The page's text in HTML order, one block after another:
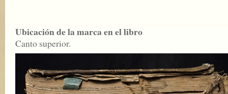
Ubicación de la marca en el libro
Canto superior.